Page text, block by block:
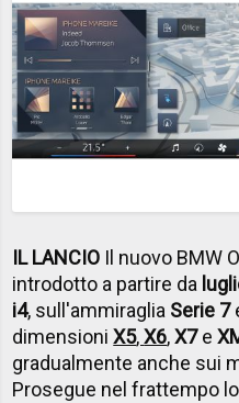
IL LANCIO Il nuovo BMW
introdotto a partire da
i4, sull'ammiraglia Serie 7
dimensioniX5,X6,X7e
gradualmente anche sui
Prosegue nel frattempo